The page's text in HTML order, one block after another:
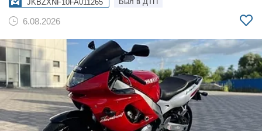
JKBZXNF10FA011265
6.08.2026